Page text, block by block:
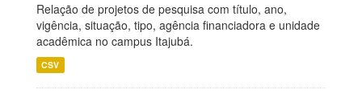
Relação de projetos de pesquisa com título, ano,
vigência, situação, tipo, agência financiadora e unidade
acadêmica no campus Itajubá.
CSV